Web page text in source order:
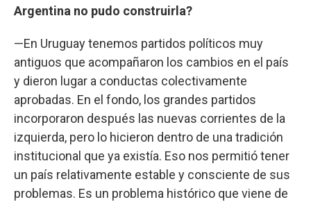
Argentina no pudo construirla?
—En Uruguay tenemos partidos políticos muy
antiguos que acompañaron los cambios en el país
y dieron lugar a conductas colectivamente
aprobadas. En el fondo, los grandes partidos
incorporaron después las nuevas corrientes de la
izquierda, pero lo hicieron dentro de una tradición
institucional que ya existía. Eso nos permitió tener
un país relativamente estable y consciente de sus
problemas. Es un problema histórico que viene de